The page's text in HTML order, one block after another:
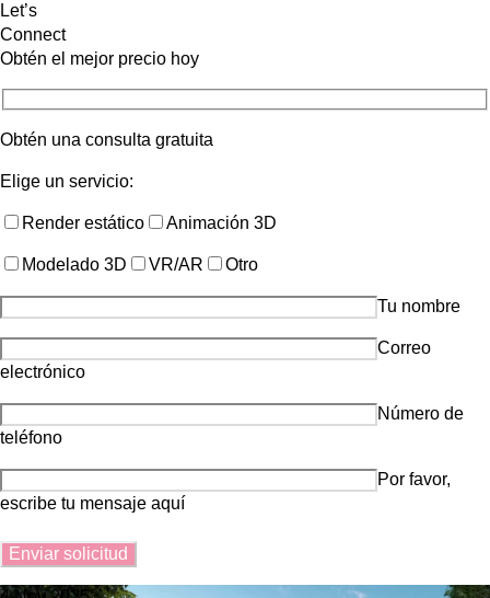
Let’s
Connect
Obtén el mejor precio hoy
Obtén una consulta gratuita
Elige un servicio:
Render estático Animación 3D
Modelado 3D VR/AR Otro
Tu nombre
Correo
electrónico
Número de
teléfono
Por favor,
escribe tu mensaje aquí